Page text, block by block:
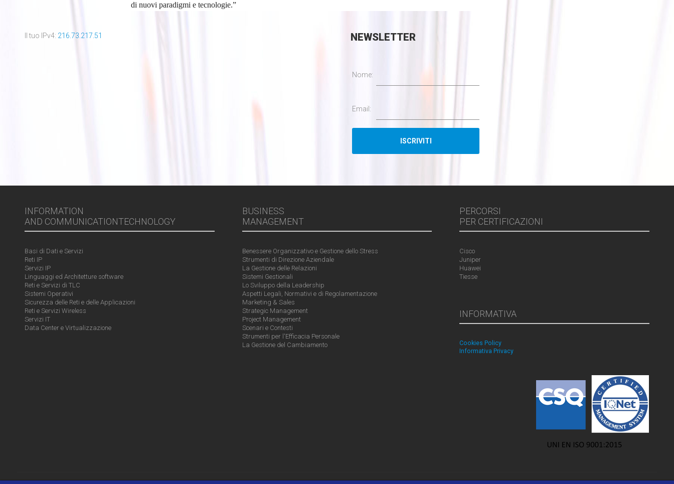
di nuovi paradigmi e tecnologie.”
Il tuo IPv4: 216.73.217.51 NEWSLETTER
Nome:
Email:
INFORMATION
AND COMMUNICATIONTECHNOLOGY
Basi di Dati e Servizi
Reti IP
Servizi IP
Linguaggi ed Architetture software
Reti e Servizi di TLC
Sistemi Operativi
Sicurezza delle Reti e delle Applicazioni
Reti e Servizi Wireless
Servizi IT
Data Center e Virtualizzazione
BUSINESS
MANAGEMENT
Benessere Organizzativo e Gestione dello Stress
Strumenti di Direzione Aziendale
La Gestione delle Relazioni
Sistemi Gestionali
Lo Sviluppo della Leadership
Aspetti Legali, Normativi e di Regolamentazione
Marketing & Sales
Strategic Management
Project Management
Scenari e Contesti
Strumenti per l'Efficacia Personale
La Gestione del Cambiamento
PERCORSI
PER CERTIFICAZIONI
Cisco
Juniper
Huawei
Tiesse
INFORMATIVA
Cookies Policy
Informativa Privacy